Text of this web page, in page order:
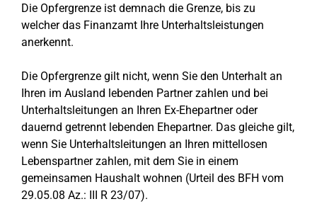
Die Opfergrenze ist demnach die Grenze, bis zu
welcher das Finanzamt Ihre Unterhaltsleistungen
anerkennt.
Die Opfergrenze gilt nicht, wenn Sie den Unterhalt an
Ihren im Ausland lebenden Partner zahlen und bei
Unterhaltsleitungen an Ihren Ex-Ehepartner oder
dauernd getrennt lebenden Ehepartner. Das gleiche gilt,
wenn Sie Unterhaltsleitungen an Ihren mittellosen
Lebenspartner zahlen, mit dem Sie in einem
gemeinsamen Haushalt wohnen (Urteil des BFH vom
29.05.08 Az.: III R 23/07).